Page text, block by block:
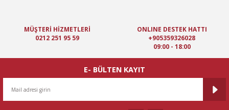
Ürün bilgilerinde hatalar bulunuyor.
Ürün fiyatı diğer sitelerden daha pahalı.
MÜŞTERİ HİZMETLERİ
0212 251 95 59
ONLINE DESTEK HATTI
+905359326028
09:00 - 18:00
E- BÜLTEN KAYIT